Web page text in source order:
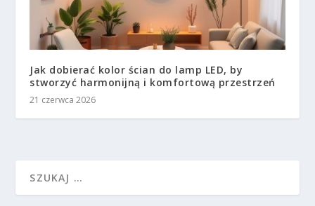
Jak dobierać kolor ścian do lamp LED, by
stworzyć harmonijną i komfortową przestrzeń
21 czerwca 2026